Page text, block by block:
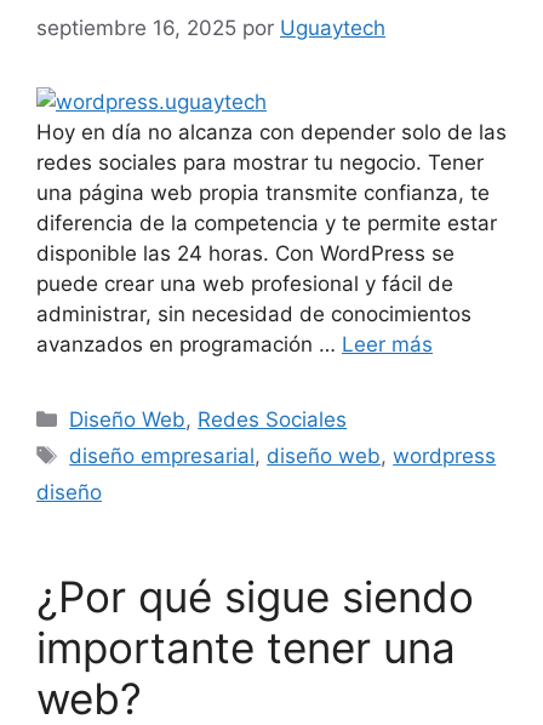
septiembre 16, 2025 por Uguaytech
Hoy en día no alcanza con depender solo de las
redes sociales para mostrar tu negocio. Tener
una página web propia transmite confianza, te
diferencia de la competencia y te permite estar
disponible las 24 horas. Con WordPress se
puede crear una web profesional y fácil de
administrar, sin necesidad de conocimientos
avanzados en programación … Leer más
Diseño Web, Redes Sociales
diseño empresarial, diseño web,wordpress
diseño
¿Por qué sigue siendo
importante tener una
web?